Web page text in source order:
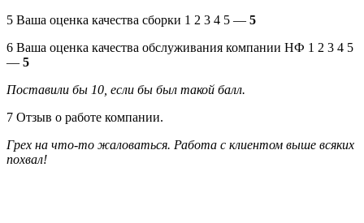
5 Ваша оценка качества сборки 1 2 3 4 5 — 5
6 Ваша оценка качества обслуживания компании НФ 1 2 3 4 5
— 5
Поставили бы 10, если бы был такой балл.
7 Отзыв о работе компании.
Грех на что-то жаловаться. Работа с клиентом выше всяких
похвал!